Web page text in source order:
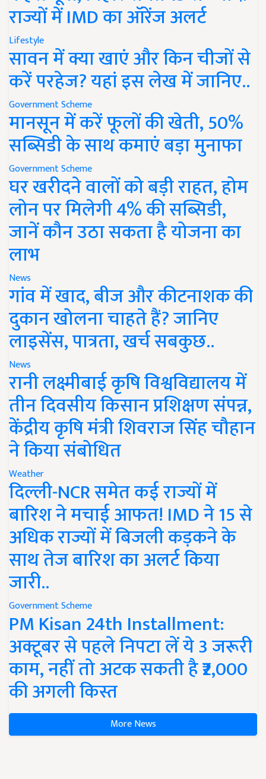
राज्यों में IMD का ऑरेंज अलर्ट
Lifestyle
सावन में क्या खाएं और किन चीजों से
करें परहेज? यहां इस लेख में जानिए..
Government Scheme
मानसून में करें फूलों की खेती, 50%
सब्सिडी के साथ कमाएं बड़ा मुनाफा
Government Scheme
घर खरीदने वालों को बड़ी राहत, होम
लोन पर मिलेगी 4% की सब्सिडी,
जानें कौन उठा सकता है योजना का
लाभ
News
गांव में खाद, बीज और कीटनाशक की
दुकान खोलना चाहते हैं? जानिए
लाइसेंस, पात्रता, खर्च सबकुछ..
News
रानी लक्ष्मीबाई कृषि विश्वविद्यालय में
तीन दिवसीय किसान प्रशिक्षण संपन्न,
केंद्रीय कृषि मंत्री शिवराज सिंह चौहान
ने किया संबोधित
Weather
दिल्ली-NCR समेत कई राज्यों में
बारिश ने मचाई आफत! IMD ने 15 से
अधिक राज्यों में बिजली कड़कने के
साथ तेज बारिश का अलर्ट किया
जारी..
Government Scheme
PM Kisan 24th Installment:
अक्टूबर से पहले निपटा लें ये 3 जरूरी
काम, नहीं तो अटक सकती है ₹2,000
की अगली किस्त
More News